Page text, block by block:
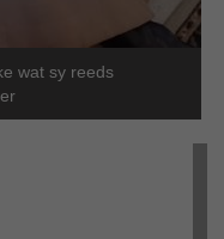
wat sy reeds